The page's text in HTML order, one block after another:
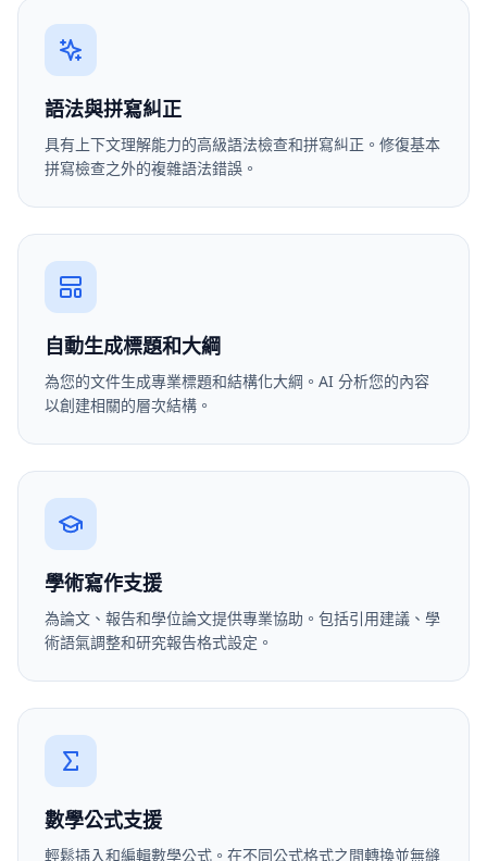
語法與拼寫糾正
具有上下文理解能力的高級語法檢查和拼寫糾正。修復基本
拼寫檢查之外的複雜語法錯誤。
自動生成標題和大綱
為您的文件生成專業標題和結構化大綱。AI 分析您的內容
以創建相關的層次結構。
學術寫作支援
為論文、報告和學位論文提供專業協助。包括引用建議、學
術語氣調整和研究報告格式設定。
數學公式支援
輕鬆插入和編輯數學公式。在不同公式格式之間轉換並無縫